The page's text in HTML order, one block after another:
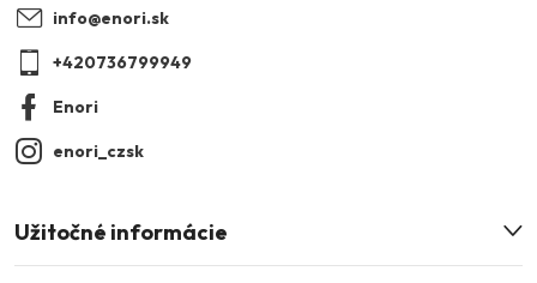
Užitočné informácie
info@enori.sk
+420736799949
Enori
enori_czsk